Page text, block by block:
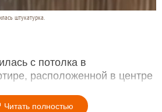
штукатурка.
с потолка в
расположенной в центре
Читать полностью